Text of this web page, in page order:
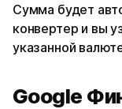
Сумма будет
конвертер и вы
указанной
Google